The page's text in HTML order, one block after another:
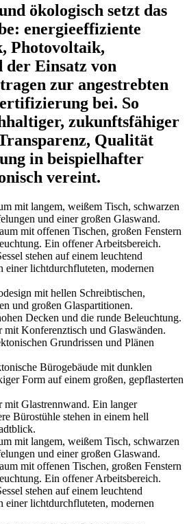
ökologisch setzt das
energieeffiziente
Photovoltaik,
der Einsatz von
zur angestrebten
bei. So
zukunftsfähiger
Qualität
in beispielhafter
vereint.